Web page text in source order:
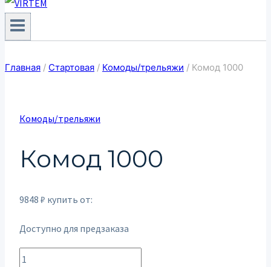
Главная / Стартовая / Комоды/трельяжи / Комод 1000
Комоды/трельяжи
Комод 1000
9848 ₽ купить от:
Доступно для предзаказа
Количество